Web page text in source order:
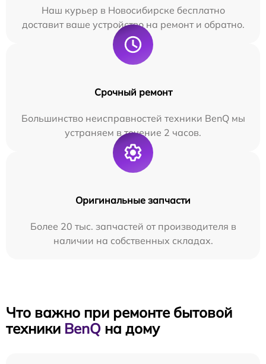
Наш курьер в Новосибирске бесплатно
доставит ваше устройство на ремонт и обратно.
Срочный ремонт
Большинство неисправностей техники BenQ мы
устраняем в течение 2 часов.
Оригинальные запчасти
Более 20 тыс. запчастей от производителя в
наличии на собственных складах.
Что важно при ремонте бытовой
техники BenQ на дому